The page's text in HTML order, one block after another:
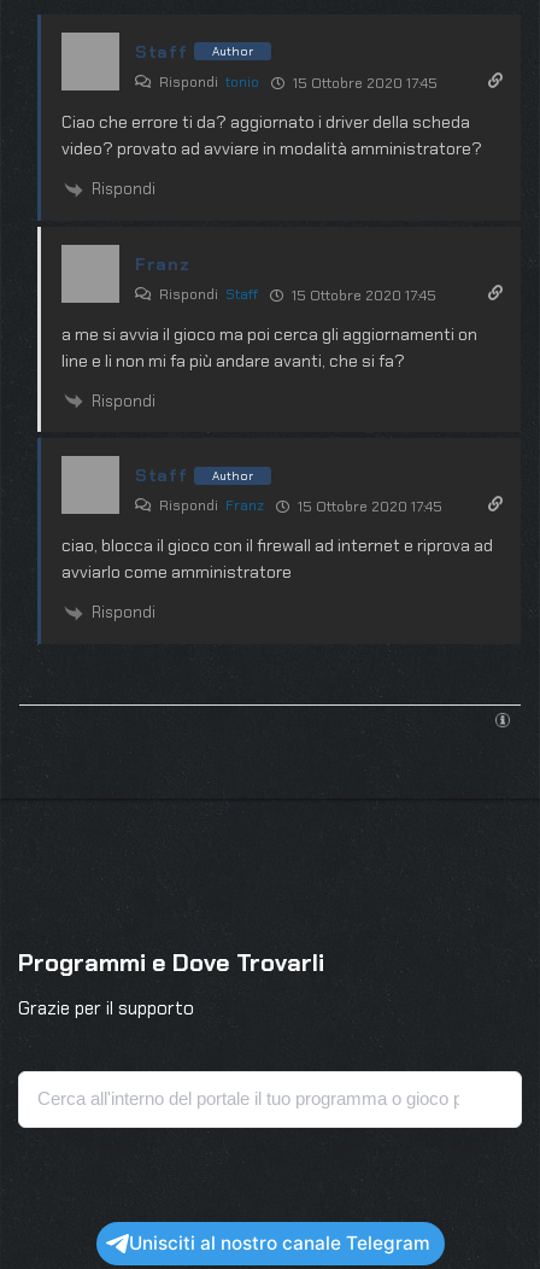
Staff Author
Rispondi tonio 15 Ottobre 2020 17:45
Ciao che errore ti da? aggiornato i driver della scheda
video? provato ad avviare in modalità amministratore?
Rispondi
Franz
Rispondi Staff 15 Ottobre 2020 17:45
a me si avvia il gioco ma poi cerca gli aggiornamenti on
line e li non mi fa più andare avanti, che si fa?
Rispondi
Staff Author
Rispondi Franz 15 Ottobre 2020 17:45
ciao, blocca il gioco con il firewall ad internet e riprova ad
avviarlo come amministratore
Rispondi
Programmi e Dove Trovarli
Grazie per il supporto
Unisciti al nostro canale Telegram